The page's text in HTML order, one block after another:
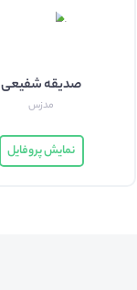
صدیقه شفیعی
مدزس
نمایش پروفایل